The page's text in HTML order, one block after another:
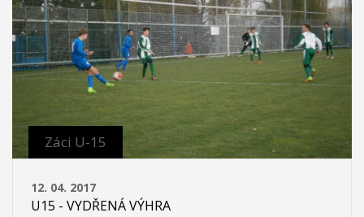
Záci U-15
12. 04. 2017
U15 - VYDŘENÁ VÝHRA